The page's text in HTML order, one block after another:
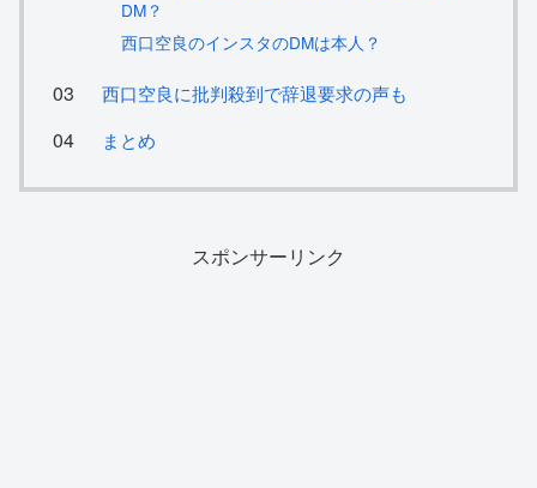
DM？
西口空良のインスタのDMは本人？
西口空良に批判殺到で辞退要求の声も
まとめ
スポンサーリンク